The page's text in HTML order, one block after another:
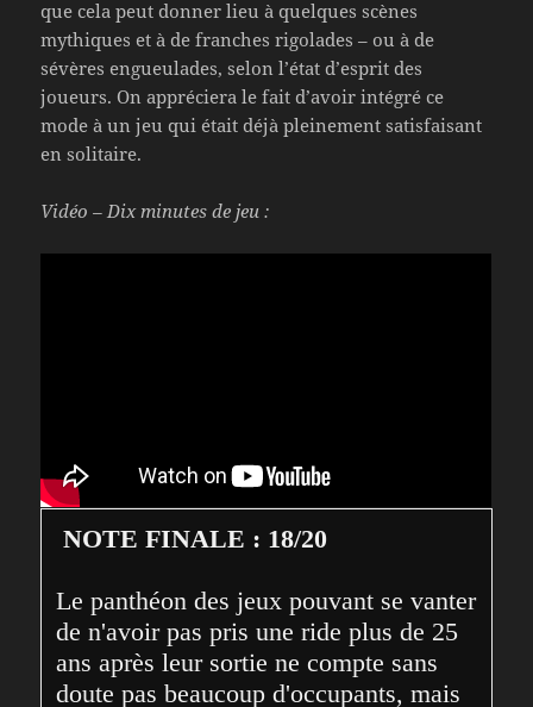
que cela peut donner lieu à quelques scènes
mythiques et à de franches rigolades – ou à de
sévères engueulades, selon l’état d’esprit des
joueurs. On appréciera le fait d’avoir intégré ce
mode à un jeu qui était déjà pleinement satisfaisant
en solitaire.
Vidéo – Dix minutes de jeu :
NOTE FINALE : 18/20
Le panthéon des jeux pouvant se vanter
de n'avoir pas pris une ride plus de 25
ans après leur sortie ne compte sans